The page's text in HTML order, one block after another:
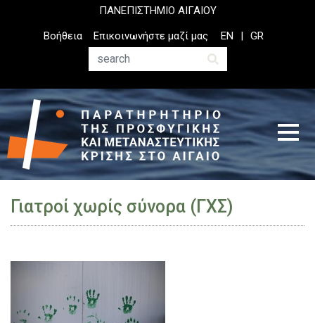
ΠΑΝΕΠΙΣΤΗΜΙΟ ΑΙΓΑΙΟΥ
Top
Header
Βοήθεια
Επικοινωνήστε μαζί μας
Αναζήτηση
EN GR
Γιατροί χωρίς σύνορα (ΓΧΣ)